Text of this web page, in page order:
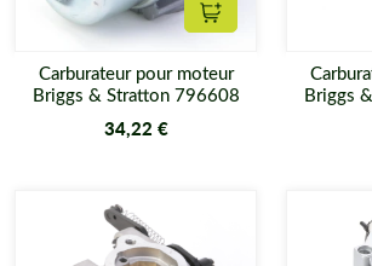
Ajouter au panier
Carburateur pour moteur
Briggs & Stratton 796608
34,22 €
Briggs